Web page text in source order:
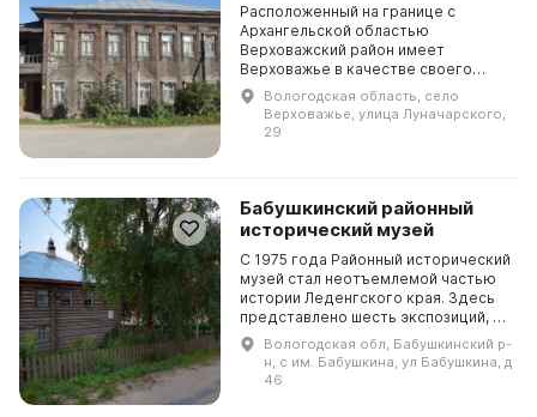
Расположенный на границе с
Архангельской областью
Верховажский район имеет
Верховажье в качестве своего
центра, находящегося на
расстоянии 230 км от Вологды. В
далекие времена эти земли были
Вологодская область, село
Верховажье, улица Луначарского,
29
Бабушкинский районный
исторический музей
С 1975 года Районный исторический
музей стал неотъемлемой частью
истории Леденгского края. Здесь
представлено шесть экспозиций, в
которых можно познакомиться с
уникальными предметами,
национальными ко...
Вологодская обл, Бабушкинский р-
н, с им. Бабушкина, ул Бабушкина, д
46